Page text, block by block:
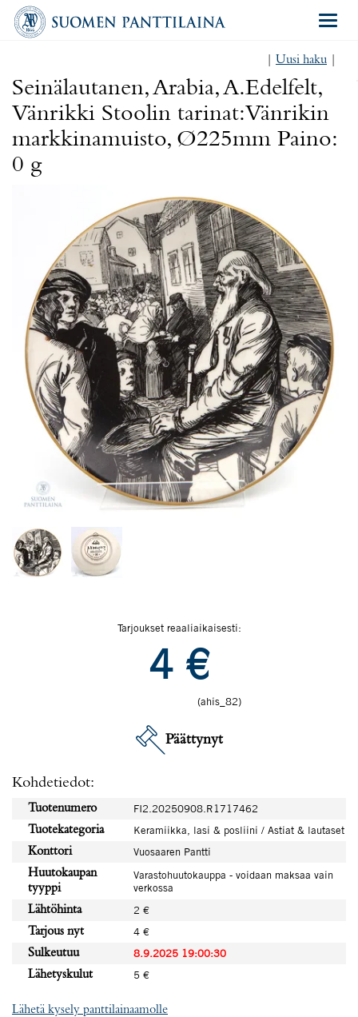
Uusi haku
Seinälautanen, Arabia, A.Edelfelt,
Vänrikki Stoolin tarinat: Vänrikin
markkinamuisto, Ø225mm Paino:
0 g
Tarjoukset reaaliaikaisesti:
4 €
(ahis_82)
Päättynyt
Kohdetiedot:
Tuotenumero
FI2.20250908.R1717462
Tuotekategoria
Keramiikka, lasi & posliini / Astiat & lautaset
Konttori
Vuosaaren Pantti
Huutokaupan
tyyppi
Varastohuutokauppa - voidaan maksaa vain
verkossa
Lähtöhinta
2 €
Tarjous nyt
4 €
Sulkeutuu
8.9.2025 19:00:30
Lähetyskulut
5 €
Lähetä kysely panttilainaamolle